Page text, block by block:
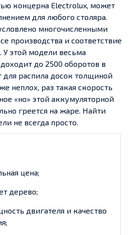
концерна Electrolux, может
для любого столяра.
многочисленными
производства и соответствие
этой модели весьма
до 2500 оборотов в
для распила досок толщиной
неплох, раз такая скорость
«но» этой аккумуляторной
греется на жаре. Найти
не всегда просто.
цена;
дерево;
двигателя и качество